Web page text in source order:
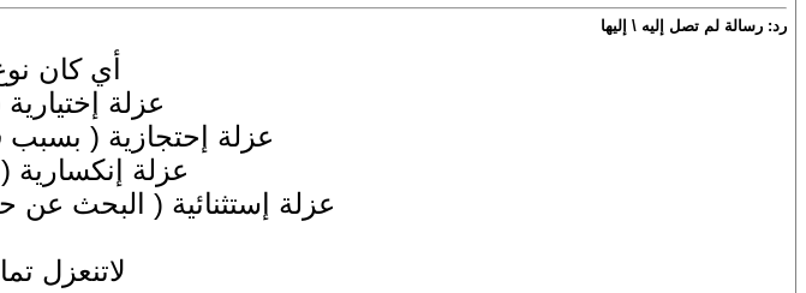
رد: رسالة لم تصل إليه \ إليها
أي كان
عزلة
عزلة إحتجازية (
عزلة
عزلة إستثنائية ( البحث عن
لاتنعزل